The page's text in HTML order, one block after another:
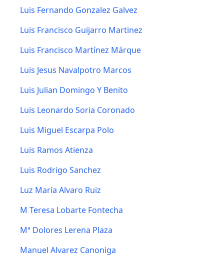
Luis Fernando Gonzalez Galvez
Luis Francisco Guijarro Martinez
Luis Francisco Martínez Márque
Luis Jesus Navalpotro Marcos
Luis Julian Domingo Y Benito
Luis Leonardo Soria Coronado
Luis Miguel Escarpa Polo
Luis Ramos Atienza
Luis Rodrigo Sanchez
Luz María Alvaro Ruiz
M Teresa Lobarte Fontecha
Mª Dolores Lerena Plaza
Manuel Alvarez Canoniga